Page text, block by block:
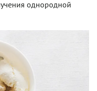
однородной